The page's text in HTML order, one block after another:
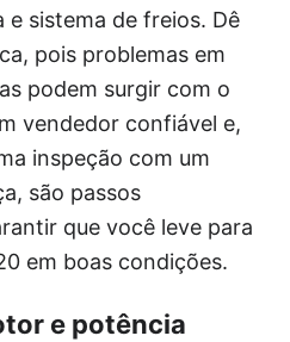
sistema de freios. Dê
pois problemas em
podem surgir com o
vendedor confiável e,
inspeção com um
são passos
que você leve para
em boas condições.
e potência